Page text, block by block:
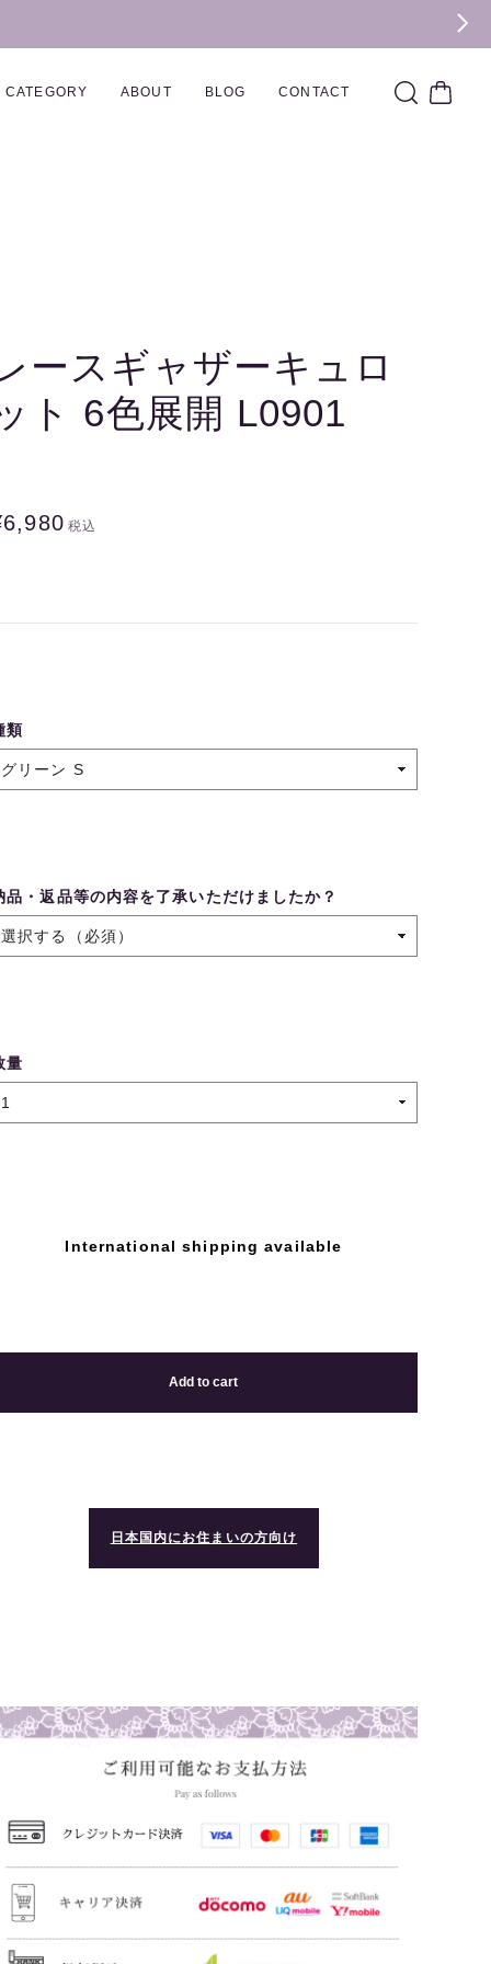
CATEGORY ABOUT BLOG CONTACT
ースギャザーキュロ
ト 6色展開 L0901
税込
類
品・返品等の内容を了承いただけましたか？
量
International shipping available
Add to cart
日本国内にお住まいの方向け